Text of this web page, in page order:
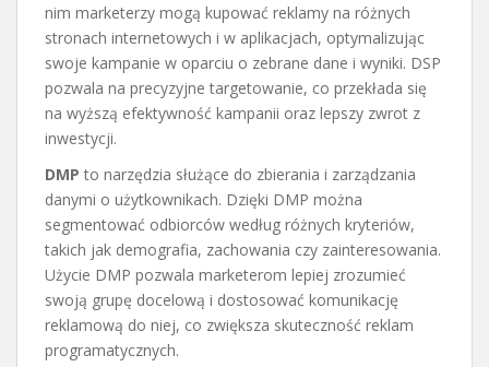
nim marketerzy mogą kupować reklamy na różnych
stronach internetowych i w aplikacjach, optymalizując
swoje kampanie w oparciu o zebrane dane i wyniki. DSP
pozwala na precyzyjne targetowanie, co przekłada się
na wyższą efektywność kampanii oraz lepszy zwrot z
inwestycji.
DMP to narzędzia służące do zbierania i zarządzania
danymi o użytkownikach. Dzięki DMP można
segmentować odbiorców według różnych kryteriów,
takich jak demografia, zachowania czy zainteresowania.
Użycie DMP pozwala marketerom lepiej zrozumieć
swoją grupę docelową i dostosować komunikację
reklamową do niej, co zwiększa skuteczność reklam
programatycznych.